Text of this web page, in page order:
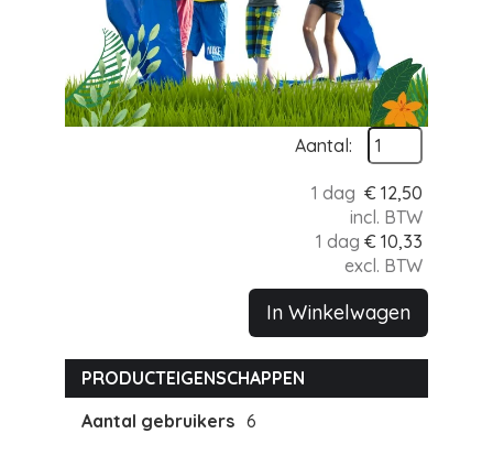
Aantal:
1 dag € 12,50
incl. BTW
1 dag € 10,33
excl. BTW
In Winkelwagen
PRODUCTEIGENSCHAPPEN
Aantal gebruikers 6